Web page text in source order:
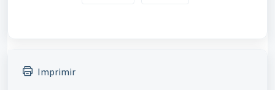
Imprimir